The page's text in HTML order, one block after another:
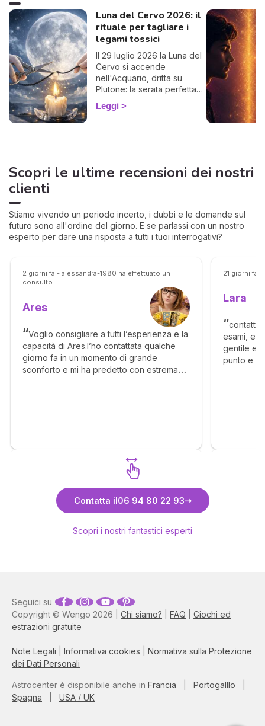
Luna del Cervo 2026: il
rituale per tagliare i
legami tossici
Il 29 luglio 2026 la Luna del
Cervo si accende
nell'Acquario, dritta su
Plutone: la serata perfetta
per liberarti da un legame
che ti prosciuga.
Leggi
Scopri le ultime recensioni dei nostri
clienti
Stiamo vivendo un periodo incerto, i dubbi e le domande sul
futuro sono all'ordine del giorno. E se parlassi con un nostro
esperto per dare una risposta a tutti i tuoi interrogativi?
2 giorni fa - alessandra-1980 ha effettuato un
consulto
Ares
Voglio consigliare a tutti l’esperienza e la
capacità di Ares.l’ho contattata qualche
giorno fa in un momento di grande
sconforto e mi ha predetto con estrema
contattarla. Si va addirittura oltre la lettura
delle carte perché è una persona che
leggendoti dentro riesce anche a
consigliarti e a metterti sulla strada giusta.
Io non posso che ringraziarla.
21 giorni fa
Lara
contatto
esami, ed
gentile e
punto e
Contatta il06 94 80 22 93
Scopri i nostri fantastici esperti
Copyright © Wengo 2026 | Chi siamo? FAQ
Giochi ed
estrazioni gratuite
Note Legali Informativa cookies
Normativa sulla Protezione
dei Dati Personali
Seguici su
Astrocenter è disponibile anche in Francia Portogalllo
Spagna
USA / UK